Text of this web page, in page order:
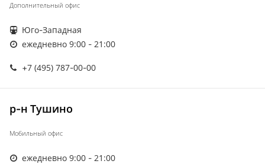
Дополнительный офис
Юго-Западная
ежедневно 9:00 - 21:00
+7 (495) 787-00-00
р-н Тушино
Мобильный офис
ежедневно 9:00 - 21:00